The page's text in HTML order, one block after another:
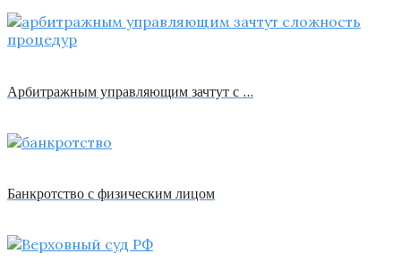
Арбитражным управляющим зачтут с …
Банкротство с физическим лицом